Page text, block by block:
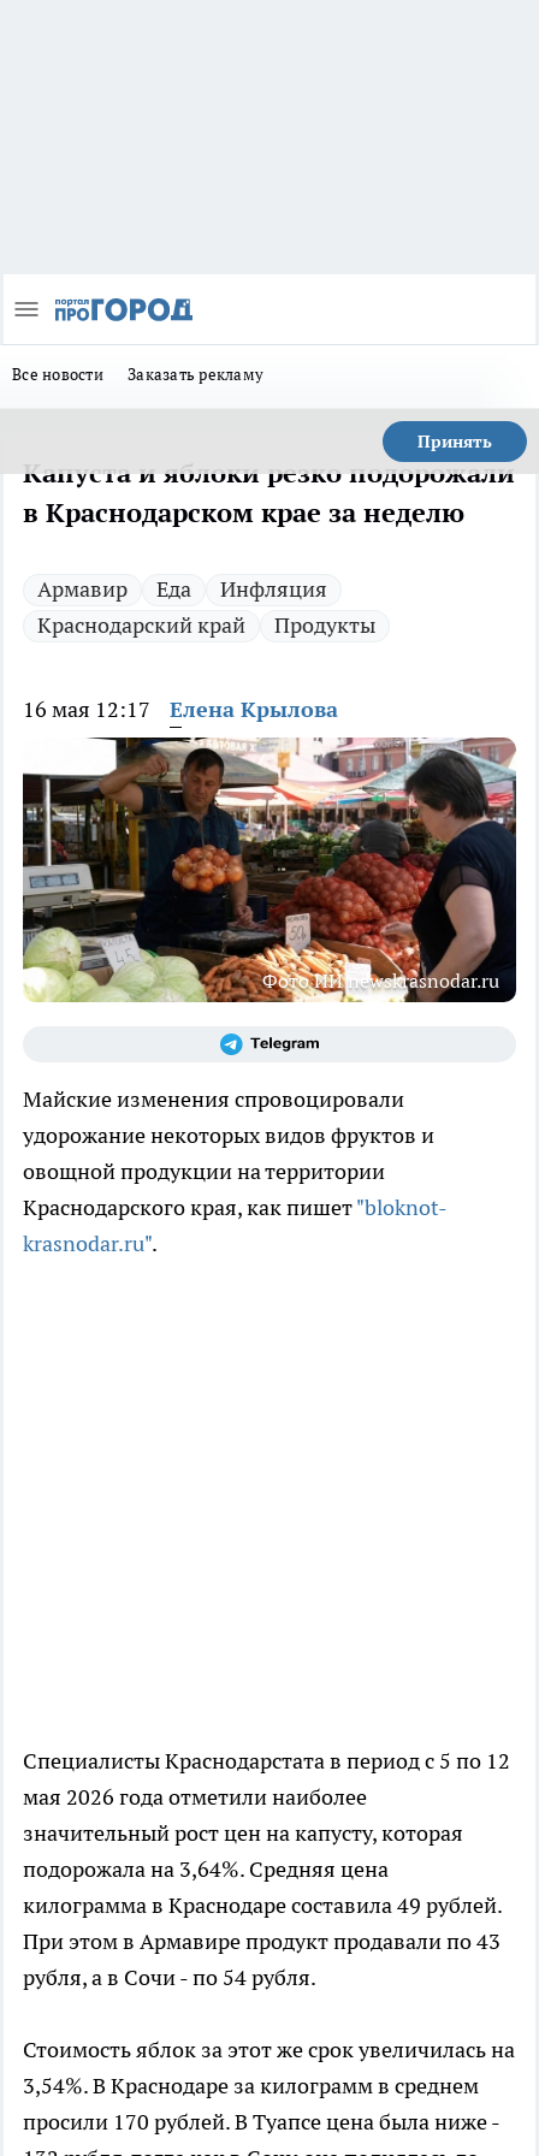
Все новости Заказать рекламу
Принять
Капуста и яблоки резко подорожали
в Краснодарском крае за неделю
Армавир Еда
Инфляция
Краснодарский край
Продукты
16 мая 12:17 Елена Крылова
Фото ИИ newskrasnodar.ru
Майские изменения спровоцировали
удорожание некоторых видов фруктов и
овощной продукции на территории
Краснодарского края, как пишет"bloknot-
krasnodar.ru".
Специалисты Краснодарстата в период с 5 по 12
мая 2026 года отметили наиболее
значительный рост цен на капусту, которая
подорожала на 3,64%. Средняя цена
килограмма в Краснодаре составила 49 рублей.
При этом в Армавире продукт продавали по 43
рубля, а в Сочи - по 54 рубля.
Стоимость яблок за этот же срок увеличилась на
3,54%. В Краснодаре за килограмм в среднем
просили 170 рублей. В Туапсе цена была ниже -